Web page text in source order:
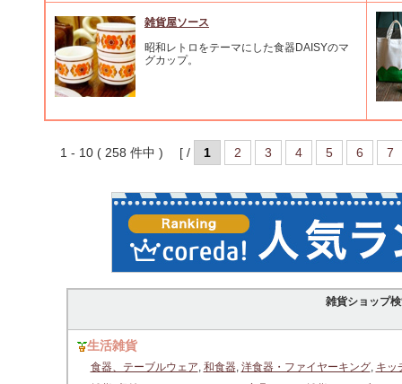
雑貨屋ソース
昭和レトロをテーマにした食器DAISYのマ
グカップ。
1 - 10 ( 258 件中 ) [ / 1 2 3 4 5 6 7
雑貨ショップ
生活雑貨
食器、テーブルウェア, 和食器, 洋食器・ファイヤーキング, キッ